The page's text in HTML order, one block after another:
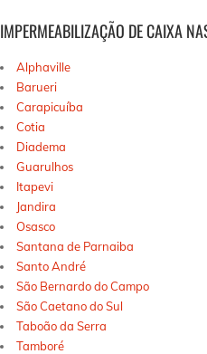
IMPERMEABILIZAÇÃO DE CAIXA
Alphaville
Barueri
Carapicuíba
Cotia
Diadema
Guarulhos
Itapevi
Jandira
Osasco
Santana de Parnaiba
Santo André
São Bernardo do Campo
São Caetano do Sul
Taboão da Serra
Tamboré